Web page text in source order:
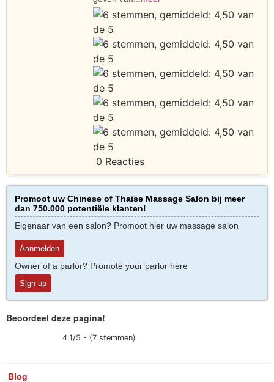
0 Reacties
Promoot uw Chinese of Thaise Massage Salon bij meer
dan 750.000 potentiële klanten!
Eigenaar van een salon? Promoot hier uw massage salon
Aanmelden
Owner of a parlor? Promote your parlor here
Sign up
Beoordeel deze pagina!
4.1/5 - (7 stemmen)
Blog